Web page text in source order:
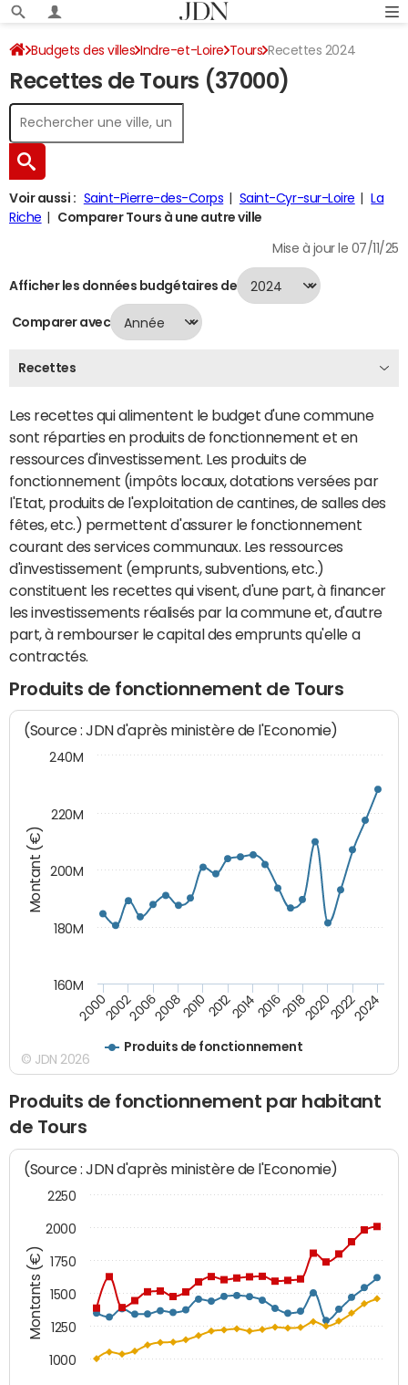
Budgets des villes Indre-et-Loire Tours Recettes 2024
Recettes de Tours (37000)
Voir aussi : Saint-Pierre-des-Corps Saint-Cyr-sur-Loire
La
Riche
Comparer Tours à une autre ville
Mise à jour le 07/11/25
Afficher les données budgétaires de
Comparer avec
Recettes
Les recettes qui alimentent le budget d'une commune
sont réparties en produits de fonctionnement et en
ressources d'investissement. Les produits de
fonctionnement (impôts locaux, dotations versées par
l'Etat, produits de l'exploitation de cantines, de salles des
fêtes, etc.) permettent d'assurer le fonctionnement
courant des services communaux. Les ressources
d'investissement (emprunts, subventions, etc.)
constituent les recettes qui visent, d'une part, à financer
les investissements réalisés par la commune et, d'autre
part, à rembourser le capital des emprunts qu'elle a
contractés.
Produits de fonctionnement de Tours
Montant (€)
(Source : JDN d'après ministère de l'Economie)
Produits de fonctionnement
200020022006200820102012201420162018202020222024
180M
200M
220M
240M
160M
© JDN 2026
Produits de fonctionnement par habitant
de Tours
Montants (€)
(Source : JDN d'après ministère de l'Economie)
1000
1250
1500
1750
2000
2250